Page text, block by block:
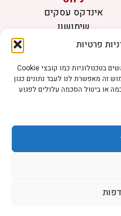
פרטיות
כדי לספק את החוויה הטובה ביותר, אנו משתמשים בטכנולוגיות כמו קובצי Cookie
זה מאפשרת לנו לעבד נתונים כגון
או ביטול הסכמה עלולים לפגוע
אינדקס עסקים
שימושון
לוח מודעות